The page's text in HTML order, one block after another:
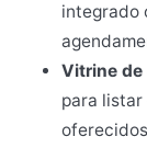
integrado
Vitrine de
para